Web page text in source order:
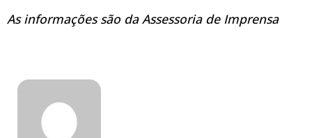
As informações são da Assessoria de Imprensa